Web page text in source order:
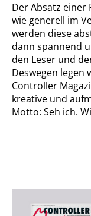
Der Absatz einer
wie generell im
werden diese
dann spannend
den Leser und
Deswegen legen
Controller
kreative und
Motto: Seh ich.